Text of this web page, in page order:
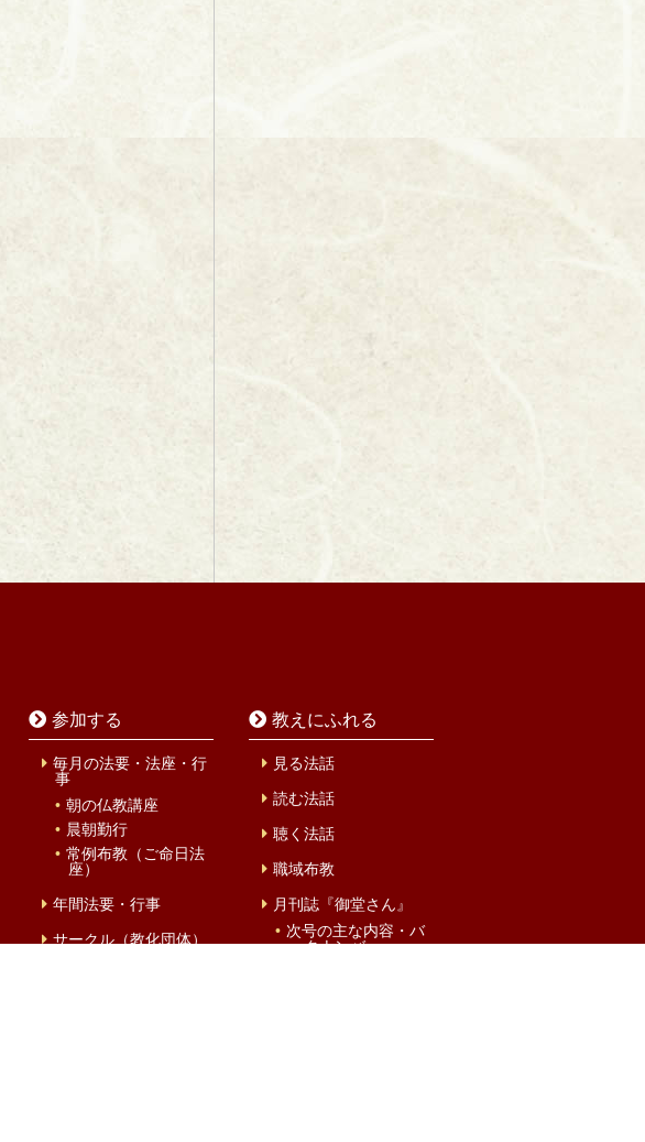
参加する
毎月の法要・法座・行
事
朝の仏教講座
晨朝勤行
常例布教（ご命日法
座）
年間法要・行事
サークル（教化団体）
教えにふれる
見る法話
読む法話
聴く法話
職域布教
月刊誌『御堂さん』
次号の主な内容・バ
ックナンバー